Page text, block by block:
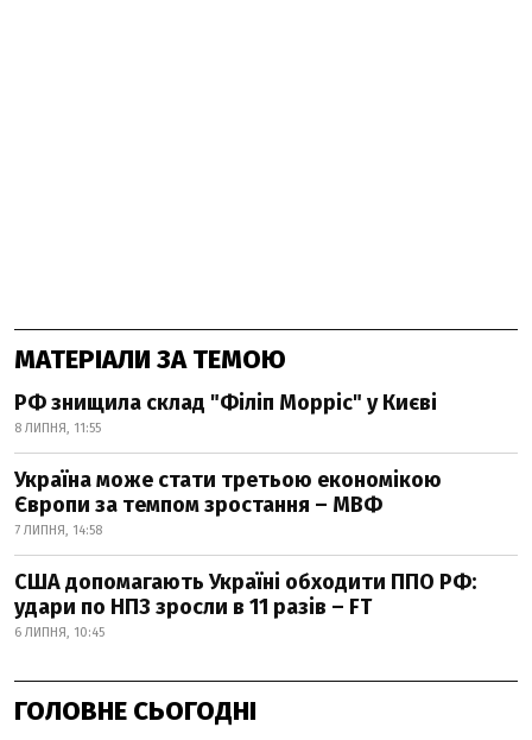
МАТЕРІАЛИ ЗА ТЕМОЮ
РФ знищила склад "Філіп Морріс" у Києві
8 ЛИПНЯ, 11:55
Україна може стати третьою економікою
Європи за темпом зростання – МВФ
7 ЛИПНЯ, 14:58
США допомагають Україні обходити ППО РФ:
удари по НПЗ зросли в 11 разів – FT
6 ЛИПНЯ, 10:45
ГОЛОВНЕ СЬОГОДНІ